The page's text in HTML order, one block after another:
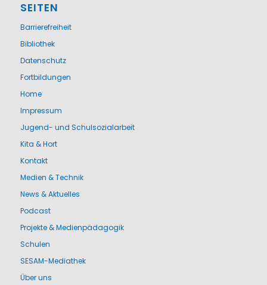
SEITEN
Barrierefreiheit
Bibliothek
Datenschutz
Fortbildungen
Home
Impressum
Jugend- und Schulsozialarbeit
Kita & Hort
Kontakt
Medien & Technik
News & Aktuelles
Podcast
Projekte & Medienpädagogik
Schulen
SESAM-Mediathek
Über uns